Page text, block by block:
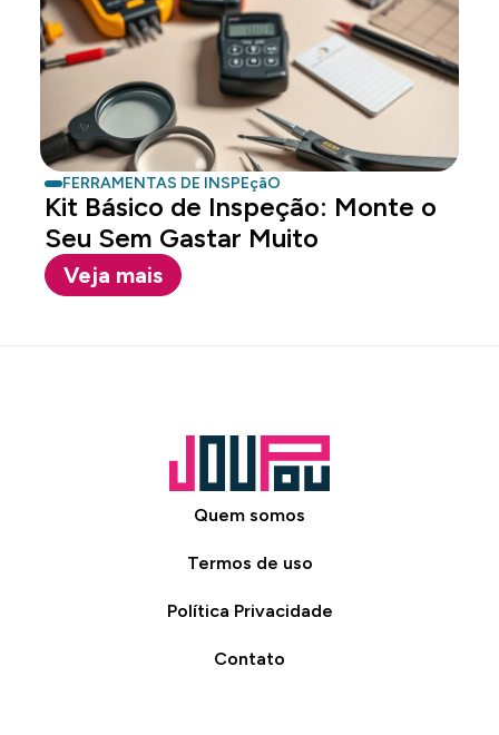
FERRAMENTAS DE INSPEçãO
Kit Básico de Inspeção: Monte o
Seu Sem Gastar Muito
Veja mais
Quem somos
Termos de uso
Política Privacidade
Contato